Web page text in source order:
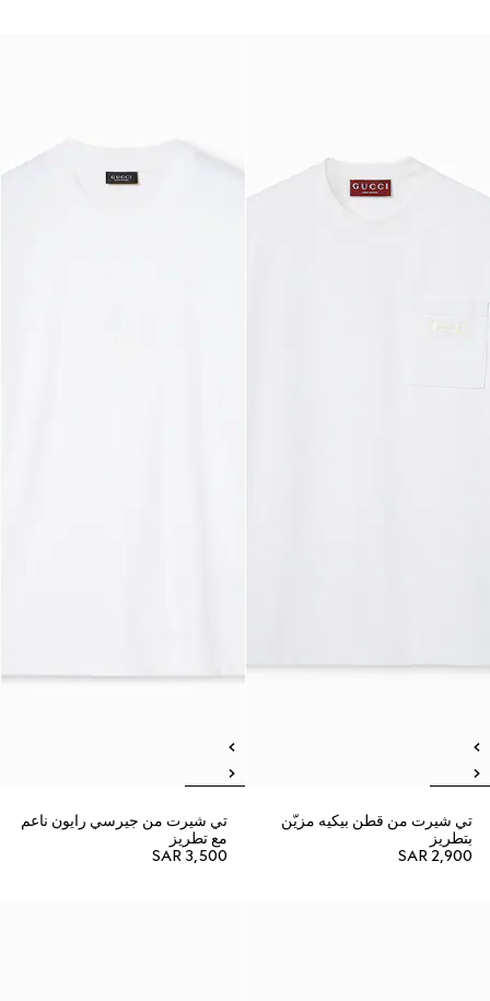
تي شيرت من قطن بيكيه مزيّن
بتطريز
SAR 2,900
تي شيرت من جيرسي رايون ناعم
مع تطريز
SAR 3,500